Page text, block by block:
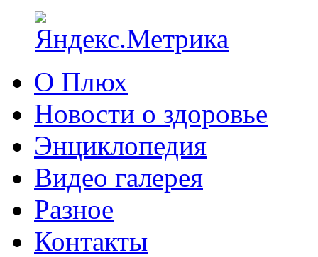
О Плюх
Новости о здоровье
Энциклопедия
Видео галерея
Разное
Контакты